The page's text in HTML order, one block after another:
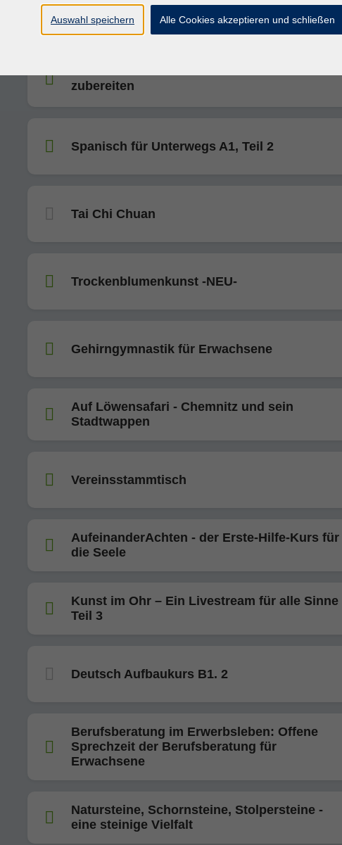
Die Kunst des Faltens – Origami entdecken
zubereiten
Spanisch für Unterwegs A1, Teil 2
Tai Chi Chuan
Trockenblumenkunst -NEU-
Gehirngymnastik für Erwachsene
Auf Löwensafari - Chemnitz und sein
Stadtwappen
Vereinsstammtisch
AufeinanderAchten - der Erste-Hilfe-Kurs für
die Seele
Kunst im Ohr – Ein Livestream für alle Sinne
Teil 3
Deutsch Aufbaukurs B1. 2
Berufsberatung im Erwerbsleben: Offene
Sprechzeit der Berufsberatung für
Erwachsene
Natursteine, Schornsteine, Stolpersteine -
eine steinige Vielfalt
Auswahl speichern Alle Cookies akzeptieren und schließen